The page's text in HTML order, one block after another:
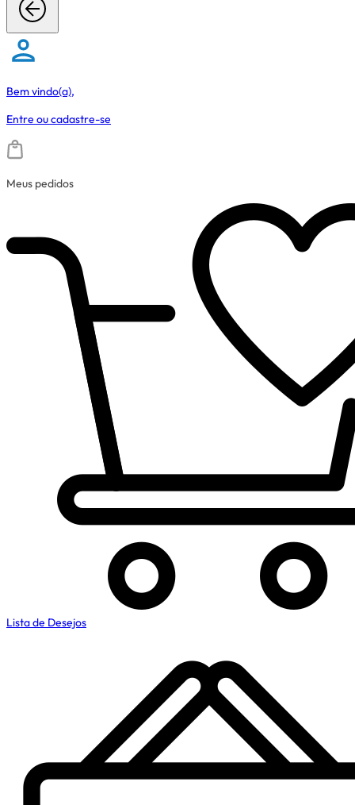
Bem vindo(a),
Entre oucadastre-se
Meus pedidos
Lista de Desejos